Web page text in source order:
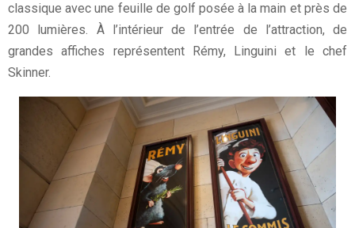
classique avec une feuille de golf posée à la main et près de
200 lumières. À l’intérieur de l’entrée de l’attraction, de
grandes affiches représentent Rémy, Linguini et le chef
Skinner.